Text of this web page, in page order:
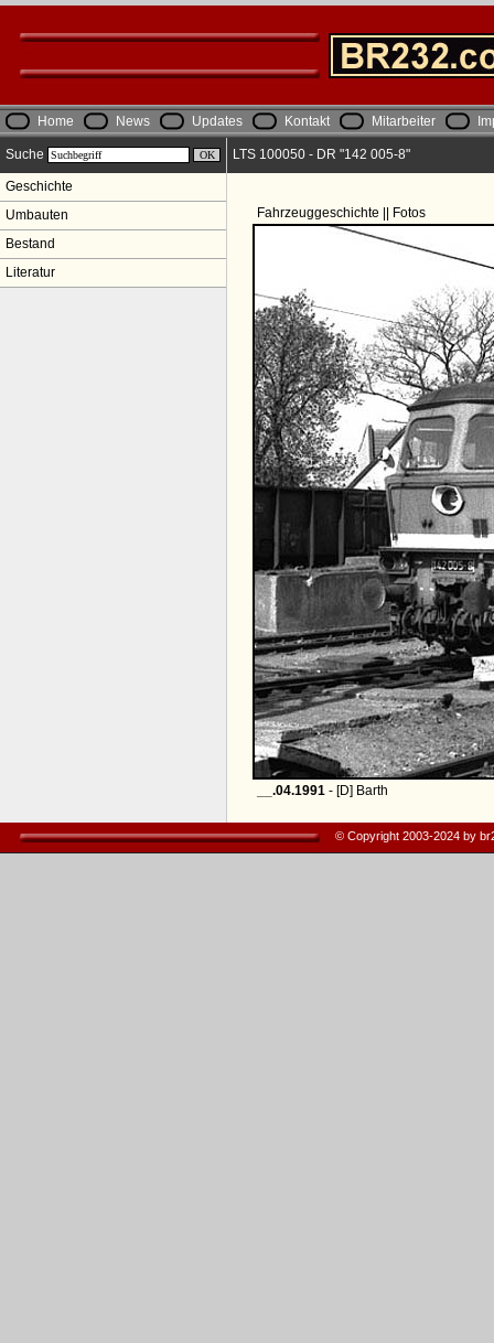
Home News Updates Kontakt Mitarbeiter
Suche
Geschichte
Umbauten
Bestand
Literatur
LTS 100050 - DR "142 005-8"
Fahrzeuggeschichte || Fotos
__.04.1991- [D] Barth
© Copyright 2003-2024 by